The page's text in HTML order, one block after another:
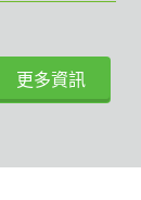
更多資訊